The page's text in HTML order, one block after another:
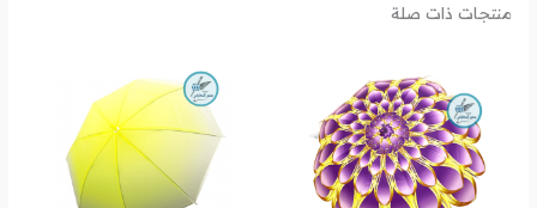
منتجات ذات صلة